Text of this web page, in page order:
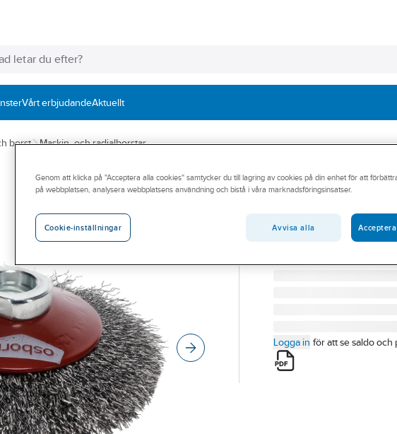
Vårt erbjudandeAktuellt
borst Maskin- och radialborstar
OSBORN
Konisk
KONISK AXIALBORSTE
Artikelnummer:
360754
0002512162
Logga in för att se saldo och
Genom att klicka på "Acceptera alla cookies" samtycker du till lagring av cookies på din enhet för att
på webbplatsen, analysera webbplatsens användning och bistå i våra marknadsföringsinsatser.
Cookie-inställningar Avvisa alla